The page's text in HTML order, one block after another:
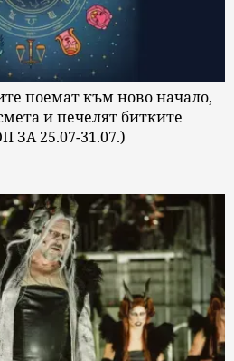
поемат към ново начало,
и печелят битките
25.07-31.07.)